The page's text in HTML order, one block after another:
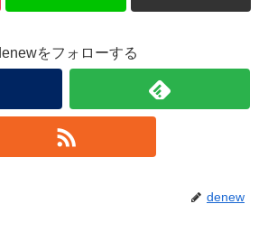
をフォローする
denew